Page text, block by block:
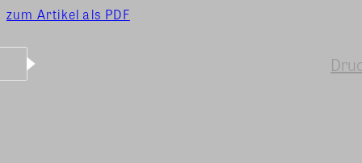
zum Artikel als PDF